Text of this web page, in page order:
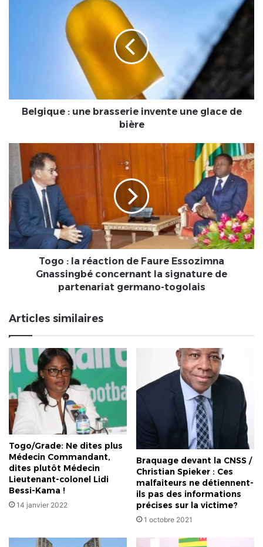
bière
Belgique : une brasserie invente une glace de
bière
Togo
réaction
de
Faure
Essozimna
Gnassingbé
concernant
togolais
Togo : la réaction de Faure Essozimna
Gnassingbé concernant la signature de
partenariat germano-togolais
Articles similaires
Togo/Grade: Ne dites plus
Médecin Commandant,
dites plutôt Médecin
Lieutenant-colonel Lidi
Bessi-Kama !
14 janvier 2022
Braquage devant la CNSS /
Christian Spieker : Ces
malfaiteurs ne détiennent-
ils pas des informations
précises sur la victime?
1 octobre 2021